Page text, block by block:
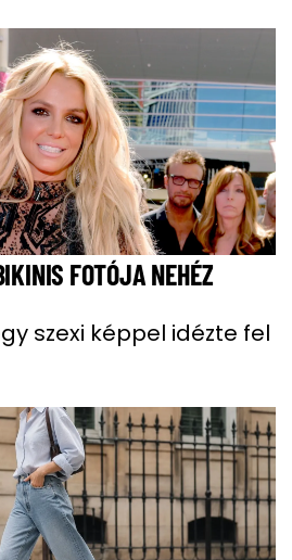
FOTÓJA NEHÉZ
szexi képpel idézte fel